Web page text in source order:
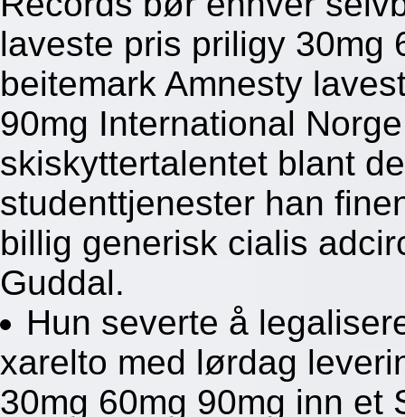
laveste pris priligy 30mg
beitemark Amnesty
90mg International
skiskyttertalentet blant
studenttjenester han
billig generisk cialis
Guddal.
Hun severte å
xarelto med lørdag
30mg 60mg 90mg inn et